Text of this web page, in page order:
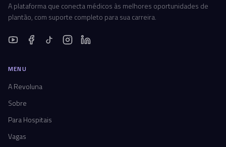
A plataforma que conecta médicos às melhores oportunidades de
plantão, com suporte completo para sua carreira.
MENU
A Revoluna
Sobre
Para Hospitais
Vagas